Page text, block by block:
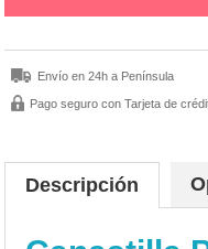
Envío en 24h a Península
Pago seguro con Tarjeta de
Descripción